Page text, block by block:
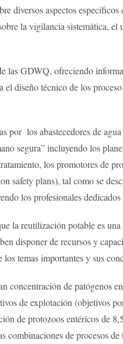
diversos aspectos
la vigilancia sistemática,
las GDWQ, ofreciendo
el diseño técnico de los
por los abastecedores de
segura” incluyendo los
los promotores de
safety plans), tal como se
los profesionales
la reutilización potable es
disponer de recursos y
temas importantes y sus
concentración de patógenos
de explotación (objetivos
de protozoos entéricos de
combinaciones de procesos